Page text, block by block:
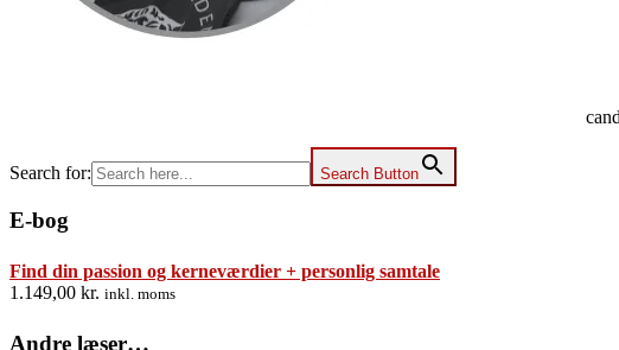
Search for: Search Button
E-bog
Find din passion og kerneværdier + personlig samtale
1.149,00 kr. inkl. moms
Andre læser…